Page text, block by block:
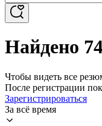
Найдено
Чтобы видеть все
После регистрации
Зарегистрироваться
За всё время